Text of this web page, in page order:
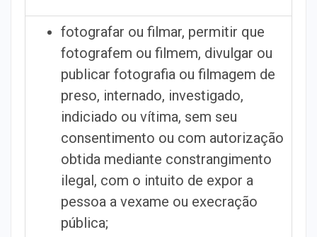
fotografar ou filmar, permitir que
fotografem ou filmem, divulgar ou
publicar fotografia ou filmagem de
preso, internado, investigado,
indiciado ou vítima, sem seu
consentimento ou com autorização
obtida mediante constrangimento
ilegal, com o intuito de expor a
pessoa a vexame ou execração
pública;